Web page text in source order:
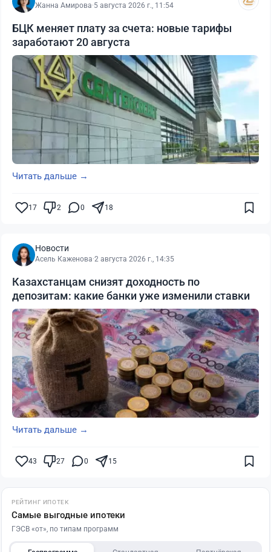
Жанна Амирова·5 августа 2026 г., 11:54
БЦК меняет плату за счета: новые тарифы
заработают 20 августа
Читать дальше →
17 2 0 18
Новости
Асель Каженова·2 августа 2026 г., 14:35
Казахстанцам снизят доходность по
депозитам: какие банки уже изменили ставки
Читать дальше →
43 27 0 15
РЕЙТИНГ ИПОТЕК
Самые выгодные ипотеки
ГЭСВ «от», по типам программ